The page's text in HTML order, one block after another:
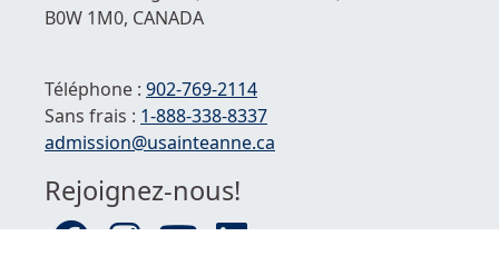
B0W 1M0, CANADA
Téléphone : 902-769-2114
Sans frais : 1-888-338-8337
Courriel :
admission@usainteanne.ca
Rejoignez-nous!